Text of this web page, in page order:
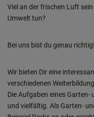
Viel an der frischen Luft
Umwelt tun?
Bei uns bist du genau richtig!
Wir bieten Dir eine
verschiedenen
Die Aufgaben eines
und vielfältig. Als Garten-